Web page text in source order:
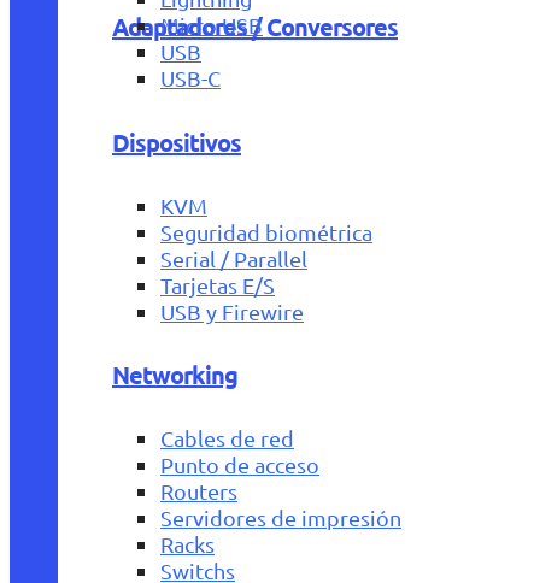
Adaptadores / Conversores
Micro USB
USB
USB-C
Dispositivos
KVM
Seguridad biométrica
Serial / Parallel
Tarjetas E/S
USB y Firewire
Networking
Cables de red
Punto de acceso
Routers
Servidores de impresión
Racks
Switchs